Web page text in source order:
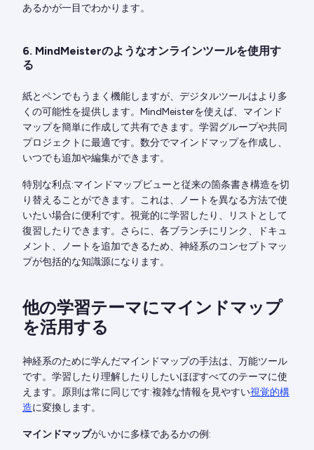
あるかが一目でわかります。
6. MindMeisterのようなオンラインツールを使用す
る
紙とペンでもうまく機能しますが、デジタルツールはより多
くの可能性を提供します。MindMeisterを使えば、マインド
マップを簡単に作成して共有できます。学習グループや共同
プロジェクトに最適です。数分でマインドマップを作成し、
いつでも追加や編集ができます。
特別な利点:マインドマップビューと従来の箇条書き構造を切
り替えることができます。これは、ノートを異なる方法で使
いたい場合に便利です。視覚的に学習したり、リストとして
復習したりできます。さらに、各ブランチにリンク、ドキュ
メント、ノートを追加できるため、神経系のコンセプトマッ
プが包括的な知識源になります。
他の学習テーマにマインドマップ
を活用する
神経系のために学んだマインドマップの手法は、万能ツール
です。学習したり理解したりしたいほぼすべてのテーマに使
えます。原則は常に同じです:複雑な情報を見やすい視覚的構
造に変換します。
マインドマップがいかに多様であるかの例: